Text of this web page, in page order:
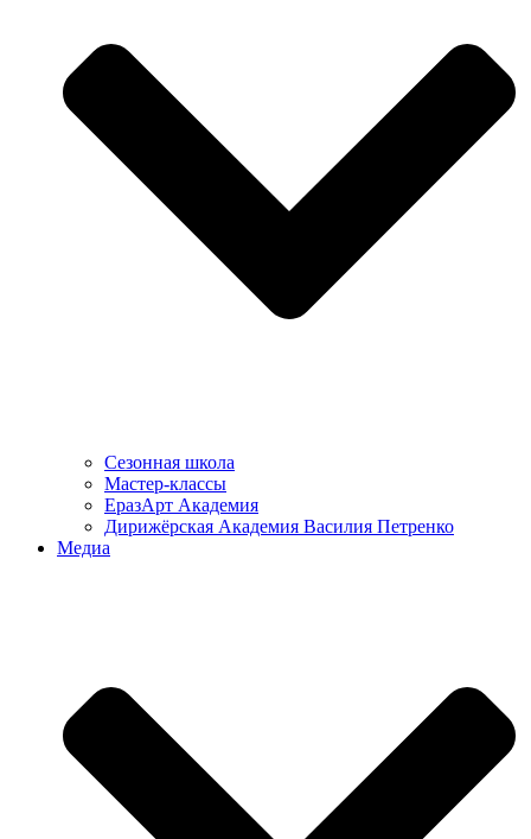
Сезонная школа
Мастер-классы
ЕразАрт Академия
Дирижёрская Академия Василия Петренко
Медиа